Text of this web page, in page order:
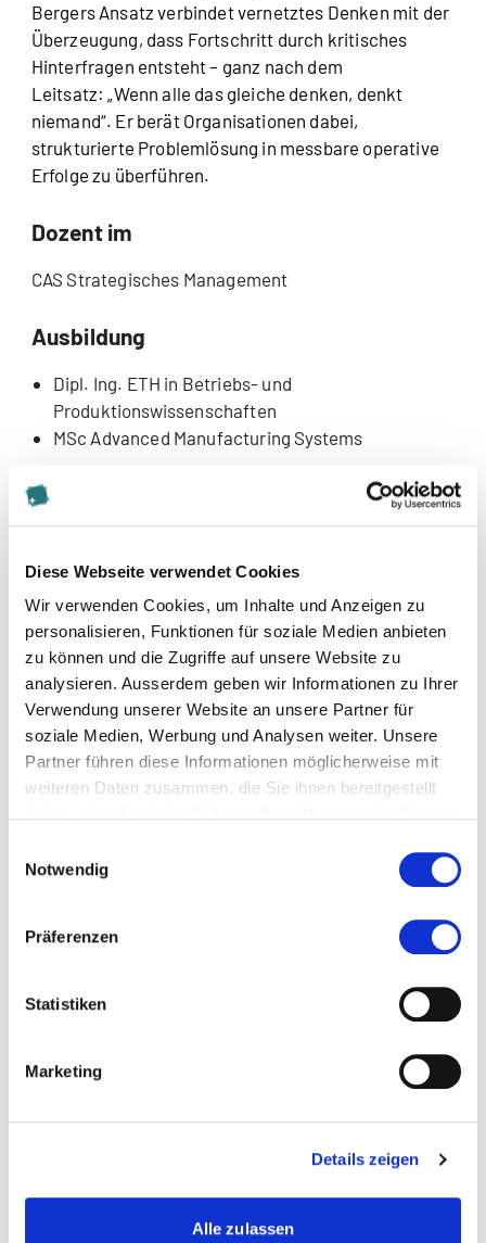
Diese Webseite verwendet Cookies
Wir verwenden Cookies, um Inhalte und Anzeigen zu
personalisieren, Funktionen für soziale Medien anbieten
zu können und die Zugriffe auf unsere Website zu
analysieren. Ausserdem geben wir Informationen zu Ihrer
Verwendung unserer Website an unsere Partner für
soziale Medien, Werbung und Analysen weiter. Unsere
Partner führen diese Informationen möglicherweise mit
weiteren Daten zusammen, die Sie ihnen bereitgestellt
Notwendig
Präferenzen
Statistiken
Marketing
Details zeigen
Alle zulassen
Bergers Ansatz verbindet vernetztes Denken mit der
Überzeugung, dass Fortschritt durch kritisches
Hinterfragen entsteht – ganz nach dem
Leitsatz: „Wenn alle das gleiche denken, denkt
niemand“. Er berät Organisationen dabei,
strukturierte Problemlösung in messbare operative
Erfolge zu überführen.
Dozent im
CAS Strategisches Management
Ausbildung
Dipl. Ing. ETH in Betriebs- und
Produktionswissenschaften
MSc Advanced Manufacturing Systems
Forschungsinteressen
Geschäftsprozessmanagement und Operational
Effectiveness
Kennzahlenmanagement
Customer Experience Management
Datenanalyse
Digitale Technologien
Zukunft der Wissensarbeit
frank.berger1@gmail.com
Themen, die der Person zugeordnet sind: